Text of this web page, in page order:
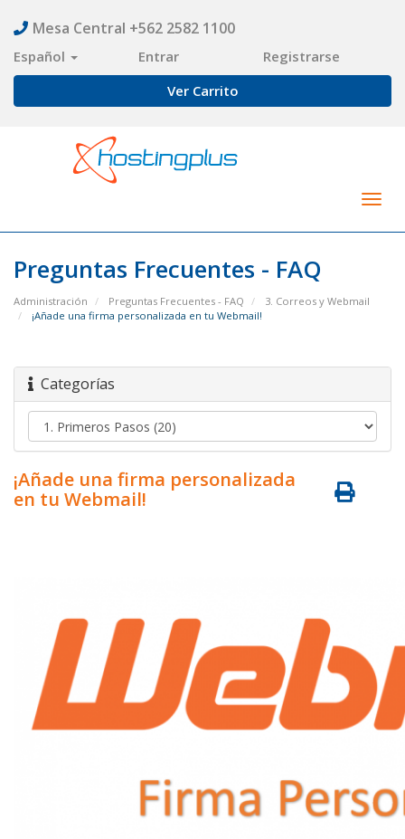
Mesa Central +562 2582 1100
Español Entrar
Registrarse
Ver Carrito
Preguntas Frecuentes - FAQ
Administración Preguntas Frecuentes - FAQ
3. Correos y Webmail
¡Añade una firma personalizada en tu Webmail!
Categorías
¡Añade una firma personalizada
en tu Webmail!